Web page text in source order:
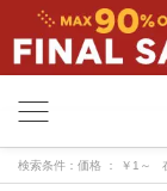
カテゴリ
検索条件： 価格 ： ￥1～